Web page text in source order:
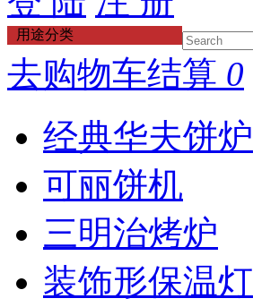
用途分类
去购物车结算 0
经典华夫饼炉
可丽饼机
三明治烤炉
装饰形保温灯